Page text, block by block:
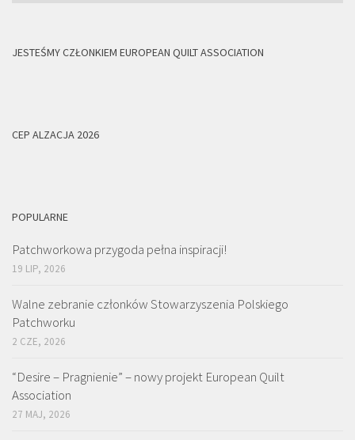
JESTEŚMY CZŁONKIEM EUROPEAN QUILT ASSOCIATION
CEP ALZACJA 2026
POPULARNE
Patchworkowa przygoda pełna inspiracji!
19 LIP, 2026
Walne zebranie członków Stowarzyszenia Polskiego
Patchworku
2 CZE, 2026
“Desire – Pragnienie” – nowy projekt European Quilt
Association
27 MAJ, 2026